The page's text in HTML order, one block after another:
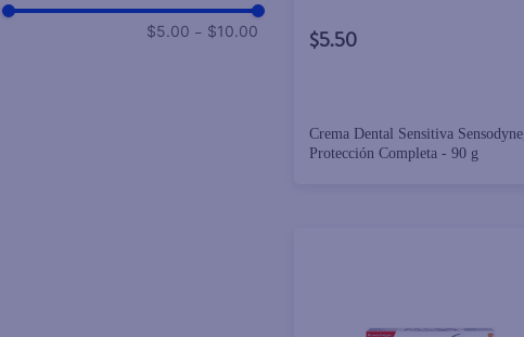
$5.00 – $10.00 $5.50
Crema Dental Sensitiva
Protección Completa - 90 g